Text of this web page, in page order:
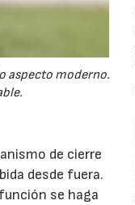
aspecto moderno.
de cierre
desde fuera.
se haga